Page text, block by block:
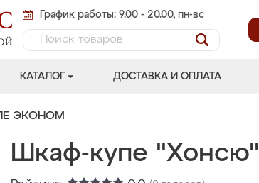
График работы: 9.00 - 20.00, пн-вс
КАТАЛОГ ДОСТАВКА И ОПЛАТА
ЭКОНОМ
Шкаф-купе "Хонсю"